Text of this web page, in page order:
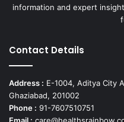
information and expert
Contact Details
Address : E-1004, Aditya City
Ghaziabad, 201002
Phone : 91-7607510751